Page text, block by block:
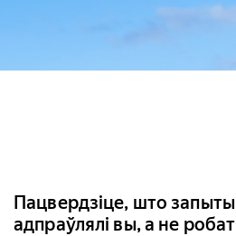
Пацвердзіце, што запыты
адпраўлялі вы, а не робат